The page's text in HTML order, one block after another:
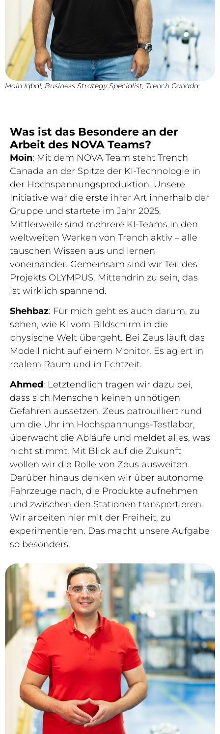
Moin Iqbal, Business Strategy Specialist, Trench Canada
Was ist das Besondere an der
Arbeit des NOVA Teams?
Moin: Mit dem NOVA Team steht Trench
Canada an der Spitze der KI-Technologie in
der Hochspannungsproduktion. Unsere
Initiative war die erste ihrer Art innerhalb der
Gruppe und startete im Jahr 2025.
Mittlerweile sind mehrere KI-Teams in den
weltweiten Werken von Trench aktiv – alle
tauschen Wissen aus und lernen
voneinander. Gemeinsam sind wir Teil des
Projekts OLYMPUS. Mittendrin zu sein, das
ist wirklich spannend.
Shehbaz: Für mich geht es auch darum, zu
sehen, wie KI vom Bildschirm in die
physische Welt übergeht. Bei Zeus läuft das
Modell nicht auf einem Monitor. Es agiert in
realem Raum und in Echtzeit.
Ahmed: Letztendlich tragen wir dazu bei,
dass sich Menschen keinen unnötigen
Gefahren aussetzen. Zeus patrouilliert rund
um die Uhr im Hochspannungs-Testlabor,
überwacht die Abläufe und meldet alles, was
nicht stimmt. Mit Blick auf die Zukunft
wollen wir die Rolle von Zeus ausweiten.
Darüber hinaus denken wir über autonome
Fahrzeuge nach, die Produkte aufnehmen
und zwischen den Stationen transportieren.
Wir arbeiten hier mit der Freiheit, zu
experimentieren. Das macht unsere Aufgabe
so besonders.